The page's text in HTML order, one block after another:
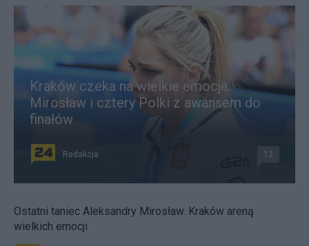
Kraków czeka na wielkie emocje.
Mirosław i cztery Polki z awansem do
finałów
Redakcja 12
Ostatni taniec Aleksandry Mirosław. Kraków areną
wielkich emocji